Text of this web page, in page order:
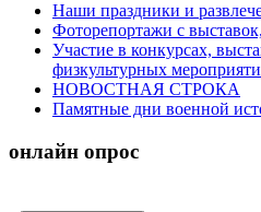
Наши праздники и
Фоторепортажи с
Участие в конкурсах,
физкультурных
НОВОСТНАЯ СТРОКА
Памятные дни военной
онлайн опрос